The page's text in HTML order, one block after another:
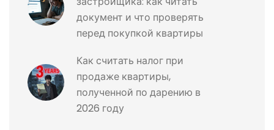
документ и что проверять
перед покупкой квартиры
Как считать налог при
продаже квартиры,
полученной по дарению в
2026 году